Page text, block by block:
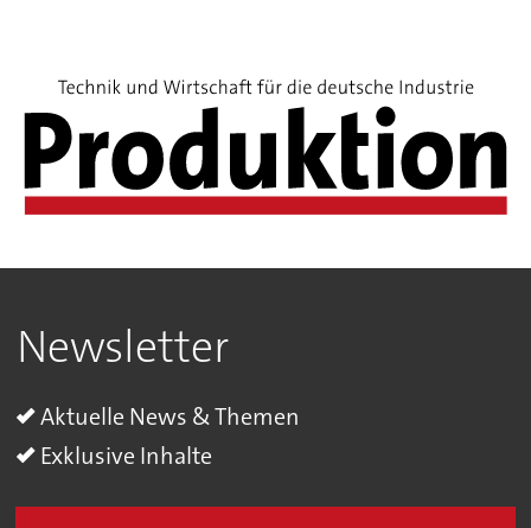
Newsletter
Aktuelle News & Themen
Exklusive Inhalte